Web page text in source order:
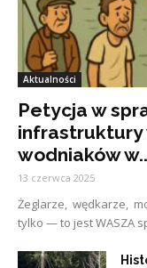
Aktualności
Petycja w
infrastruktury
wodniaków
13 czerwca 2025
Żeglarze, wędkarze,
tylko — to jest WASZA